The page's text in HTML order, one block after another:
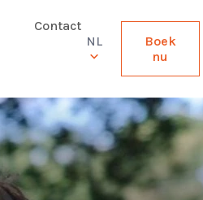
Contact
NL
Boek
nu